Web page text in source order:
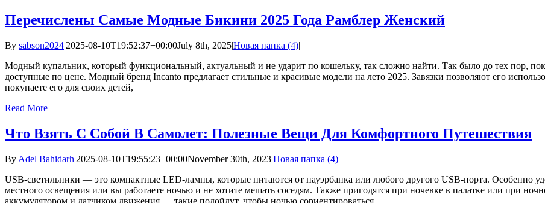
Перечислены Самые Модные Бикини 2025 Года Рамблер Женский
By sabson2024|2025-08-10T19:52:37+00:00July 8th, 2025|Новая папка (4)|
Модный купальник, который функциональный, актуальный и не ударит по кошельку, так сложно найти. Так было до тех пор,
доступные по цене. Модный бренд Incanto предлагает стильные и красивые модели на лето 2025. Завязки позволяют его
покупаете его для своих детей,
Read More
Что Взять С Собой В Самолет: Полезные Вещи Для Комфортного Путешествия
By Adel Bahidarh|2025-08-10T19:55:23+00:00November 30th, 2023|Новая папка (4)|
USB-светильники — это компактные LED-лампы, которые питаются от пауэрбанка или любого другого USB-порта. Особенно
местного освещения или вы работаете ночью и не хотите мешать соседям. Также пригодятся при ночевке в палатке или при
аккумулятором и датчиком движения — такие подойдут, чтобы ночью сориентироваться